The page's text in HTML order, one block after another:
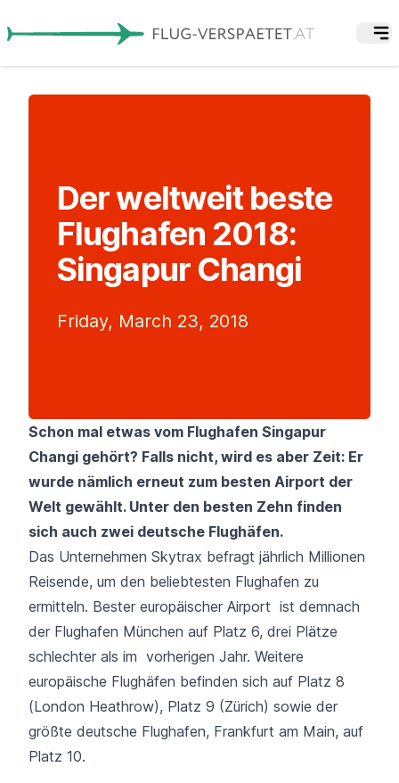
Der weltweit beste
Flughafen 2018:
Singapur Changi
Friday, March 23, 2018
Schon mal etwas vom Flughafen Singapur
Changi gehört? Falls nicht, wird es aber Zeit: Er
wurde nämlich erneut zum besten Airport der
Welt gewählt. Unter den besten Zehn finden
sich auch zwei deutsche Flughäfen.
Das Unternehmen Skytrax befragt jährlich Millionen
Reisende, um den beliebtesten Flughafen zu
ermitteln. Bester europäischer Airport ist demnach
der Flughafen München auf Platz 6, drei Plätze
schlechter als im vorherigen Jahr. Weitere
europäische Flughäfen befinden sich auf Platz 8
(London Heathrow), Platz 9 (Zürich) sowie der
größte deutsche Flughafen, Frankfurt am Main, auf
Platz 10.